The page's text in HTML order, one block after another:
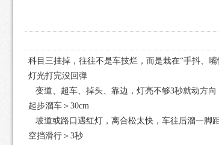
科目三挂掉，往往不是车技烂，而是栽在“手抖、
灯光打完没回弹
变道、超车、掉头、靠边，灯亮不够3秒就动方向
起步溜车＞30cm
坡道或路口遇红灯，离合松太快，车往后溜一脚
空挡滑行＞3秒